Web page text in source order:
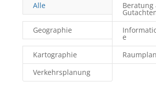
Alle Beratung
Geographie
e
Kartographie
Verkehrsplanung